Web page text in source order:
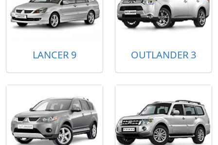
LANCER 9 OUTLANDER 3